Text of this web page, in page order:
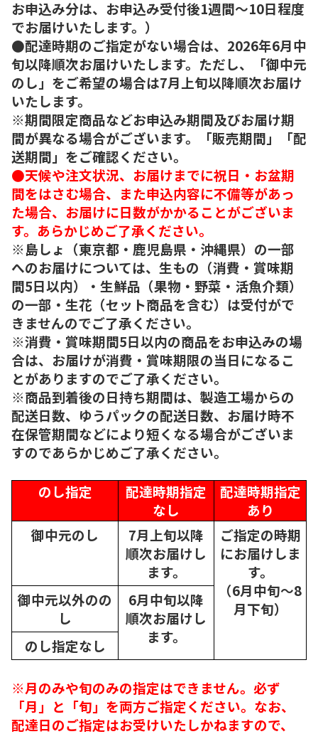
お申込み分は、お申込み受付後1週間～10日程度
でお届けいたします。）
●配達時期のご指定がない場合は、2026年6月中
旬以降順次お届けいたします。ただし、「御中元
のし」をご希望の場合は7月上旬以降順次お届け
いたします。
※期間限定商品などお申込み期間及びお届け期
間が異なる場合がございます。「販売期間」「配
送期間」をご確認ください。
●天候や注文状況、お届けまでに祝日・お盆期
間をはさむ場合、また申込内容に不備等があっ
た場合、お届けに日数がかかることがございま
す。あらかじめご了承ください。
※島しょ（東京都・鹿児島県・沖縄県）の一部
へのお届けについては、生もの（消費・賞味期
間5日以内）・生鮮品（果物・野菜・活魚介類）
の一部・生花（セット商品を含む）は受付がで
きませんのでご了承ください。
※消費・賞味期間5日以内の商品をお申込みの場
合は、お届けが消費・賞味期限の当日になるこ
とがありますのでご了承ください。
※商品到着後の日持ち期間は、製造工場からの
配送日数、ゆうパックの配送日数、お届け時不
在保管期間などにより短くなる場合がございま
すのであらかじめご了承ください。
のし指定
配達時期指定
なし
配達時期指定
あり
御中元のし
7月上旬以降
順次お届けし
ます。
ご指定の時期
にお届けしま
す。
（6月中旬～8
月下旬）
御中元以外のの
し
6月中旬以降
順次お届けし
ます。
のし指定なし
※月のみや旬のみの指定はできません。必ず
「月」と「旬」を両方ご指定ください。なお、
配達日のご指定はお受けいたしかねますので、